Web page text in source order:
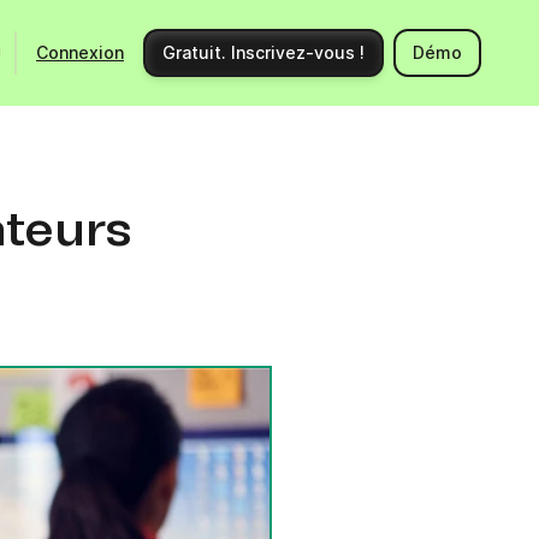
Nouveautés produits
Partenaires
Engager un expert
Connexion Gratuit. Inscrivez-vous ! Démo